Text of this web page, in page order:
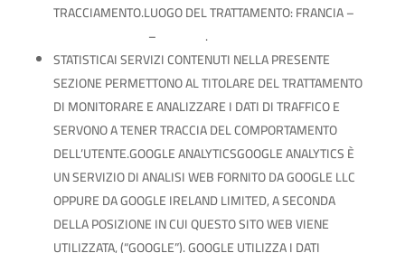
TRACCIAMENTO.LUOGO DEL TRATTAMENTO: FRANCIA –
–
.
STATISTICAI SERVIZI CONTENUTI NELLA PRESENTE
SEZIONE PERMETTONO AL TITOLARE DEL TRATTAMENTO
DI MONITORARE E ANALIZZARE I DATI DI TRAFFICO E
SERVONO A TENER TRACCIA DEL COMPORTAMENTO
DELL’UTENTE.GOOGLE ANALYTICSGOOGLE ANALYTICS È
UN SERVIZIO DI ANALISI WEB FORNITO DA GOOGLE LLC
OPPURE DA GOOGLE IRELAND LIMITED, A SECONDA
DELLA POSIZIONE IN CUI QUESTO SITO WEB VIENE
UTILIZZATA, (“GOOGLE”). GOOGLE UTILIZZA I DATI